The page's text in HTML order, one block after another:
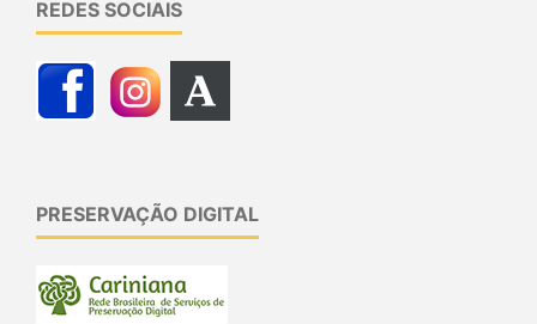
REDES SOCIAIS
PRESERVAÇÃO DIGITAL